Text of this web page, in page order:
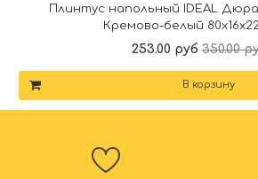
Плинтус напольный IDEAL
Кремово-белый
253.00 руб 350.00
В корзину